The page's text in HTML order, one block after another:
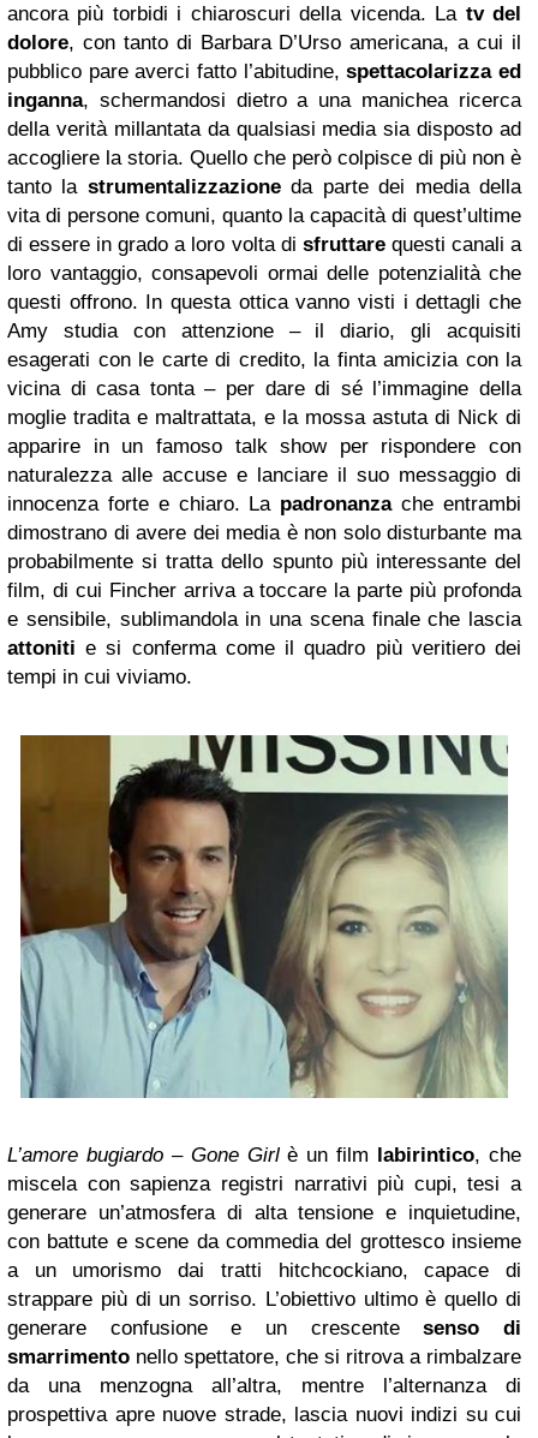
ancora più torbidi i chiaroscuri della vicenda. La tv del
dolore, con tanto di Barbara D’Urso americana, a cui il
pubblico pare averci fatto l’abitudine,spettacolarizza ed
inganna, schermandosi dietro a una manichea ricerca
della verità millantata da qualsiasi media sia disposto ad
accogliere la storia. Quello che però colpisce di più non è
tanto la strumentalizzazioneda parte dei media della
vita di persone comuni, quanto la capacità di quest’ultime
di essere in grado a loro volta di sfruttarequesti canali a
loro vantaggio, consapevoli ormai delle potenzialità che
questi offrono. In questa ottica vanno visti i dettagli che
Amy studia con attenzione – il diario, gli acquisiti
esagerati con le carte di credito, la finta amicizia con la
vicina di casa tonta – per dare di sé l’immagine della
moglie tradita e maltrattata, e la mossa astuta di Nick di
apparire in un famoso talk show per rispondere con
naturalezza alle accuse e lanciare il suo messaggio di
innocenza forte e chiaro. La padronanzache entrambi
dimostrano di avere dei media è non solo disturbante ma
probabilmente si tratta dello spunto più interessante del
film, di cui Fincher arriva a toccare la parte più profonda
e sensibile, sublimandola in una scena finale che lascia
attoniti e si conferma come il quadro più veritiero dei
tempi in cui viviamo.
L’amore bugiardo – Gone Girlè un film labirintico, che
miscela con sapienza registri narrativi più cupi, tesi a
generare un’atmosfera di alta tensione e inquietudine,
con battute e scene da commedia del grottesco insieme
a un umorismo dai tratti hitchcockiano, capace di
strappare più di un sorriso. L’obiettivo ultimo è quello di
generare confusione e un crescentesenso di
smarrimento nello spettatore, che si ritrova a rimbalzare
da una menzogna all’altra, mentre l’alternanza di
prospettiva apre nuove strade, lascia nuovi indizi su cui